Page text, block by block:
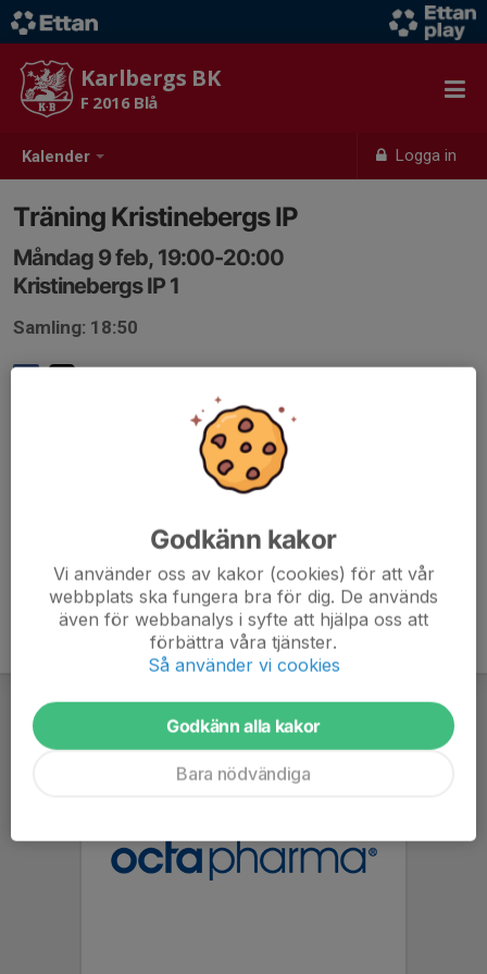
Kalender Logga in
Karlbergs BK
F 2016 Blå
Träning Kristinebergs IP
Måndag 9 feb, 19:00-20:00
Kristinebergs IP 1
Samling: 18:50
Godkänn kakor
Vi använder oss av kakor (cookies) för att vår
webbplats ska fungera bra för dig. De används
även för webbanalys i syfte att hjälpa oss att
förbättra våra tjänster.
Så använder vi cookies
Godkänn alla kakor
Bara nödvändiga